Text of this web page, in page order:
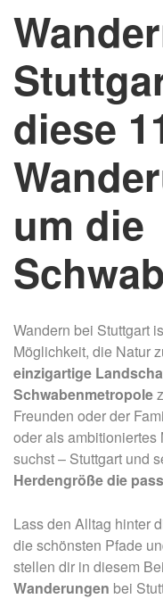
diese
um die
Wandern bei Stuttgart
Möglichkeit, die Natur
einzigartige
Schwabenmetropole
Freunden oder der
oder als ambitioniertes
suchst – Stuttgart und
Herdengröße die
Lass den Alltag hinter
die schönsten Pfade
stellen dir in diesem
Wanderungen bei